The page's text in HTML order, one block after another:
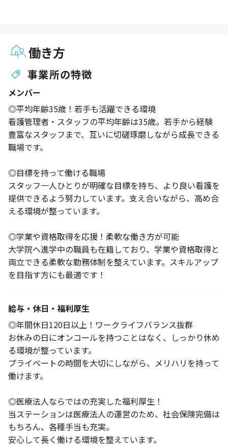
働き方
事業所の特徴
メンバー
◎平均年齢35歳！若手も活躍できる環境
看護管理者・スタッフの平均年齢は35歳。若手から経験
豊富なスタッフまで、互いに切磋琢磨しながら成長できる
職場です。
◎目標を持って働ける職場
スタッフ一人ひとりが明確な目標を持ち、より良い看護を
提供できるよう努力しています。支え合いながら、高め合
える環境が整っています。
◎学業や資格取得を応援！柔軟な働き方が可能
大学院へ進学中の職員も在籍しており、学業や資格取得と
両立できる柔軟な勤務体制を整えています。スキルアップ
を目指す方にも最適です！
給与・休日・福利厚生
◎年間休日120日以上！ワークライフバランス抜群
お休みの日にオンコールを持つことはなく、しっかり休め
る環境が整っています。
プライベートの時間を大切にしながら、メリハリを持って
働けます。
◎医療法人ならではの充実した福利厚生！
当ステーションは医療法人の運営のため、社会保険完備は
もちろん、各種手当も充実。
安心して長く働ける環境を整えています。